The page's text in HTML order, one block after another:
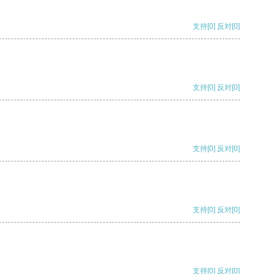
支持[0] 反对[0]
支持[0] 反对[0]
支持[0] 反对[0]
支持[0] 反对[0]
支持[0] 反对[0]